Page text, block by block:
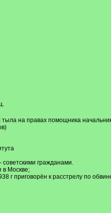
на правах помощника
гражданами.
в Москве;
г приговорён к расстрелу по